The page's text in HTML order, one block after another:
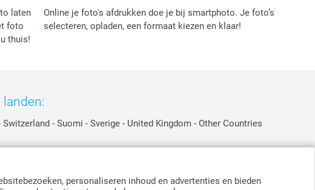
personaliseren inhoud en advertenties en bieden
laten
foto
thuis!
Online je foto's afdrukken doe je bij smartphoto. Je foto’s
selecteren, opladen, een formaat kiezen en klaar!
Switzerland - Suomi - Sverige - United Kingdom - Other Countries